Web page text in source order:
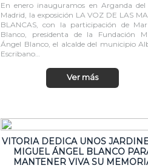
En enero inauguramos en Arganda del
Madrid, la exposición LA VOZ DE LAS
BLANCAS, con la participación de
Blanco, presidenta de la Fundación
Ángel Blanco, el alcalde del municipio
Escribano…
Ver más
VITORIA DEDICA UNOS
MIGUEL ÁNGEL BLANCO
MANTENER VIVA SU